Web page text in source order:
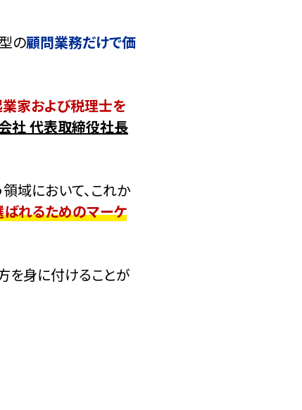
の顧問業務だけで価
家および税理士を
社 代表取締役社長
域において、これか
れるためのマーケ
を身に付けることが